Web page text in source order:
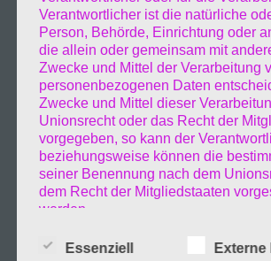
Aufenthaltsverbote. Und da
die Lust und Laune herum
Fotoarbeiten gab es auch nicht.
Kamerasystem tat sein übriges
und Gehäuse bilden noch nicht
Einheiten und sind nach meinem
nach nicht scharf genug. Es
Reparaturen an meinem
nur kleine Teile sondern Gaze
Auto wollte auch neue
Verantwortlicher ist die natürliche
Person, Behörde, Einrichtung oder
die allein oder gemeinsam mit
Zwecke und Mittel der Verarbeitung
personenbezogenen Daten
Zwecke und Mittel dieser
Unionsrecht oder das Recht der
vorgegeben, so kann der
beziehungsweise können die
seiner Benennung nach dem
dem Recht der Mitgliedstaaten
werden.
h) Auftragsverarbeiter
Essenziell Externe